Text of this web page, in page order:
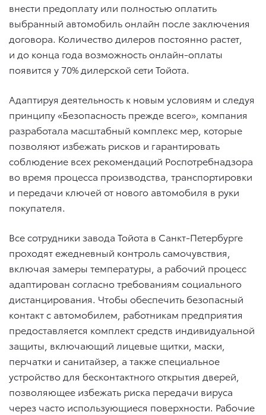
внести предоплату или полностью оплатить
выбранный автомобиль онлайн после заключения
договора. Количество дилеров постоянно растет,
и до конца года возможность онлайн-оплаты
появится у 70% дилерской сети Тойота.
Адаптируя деятельность к новым условиям и следуя
принципу «Безопасность прежде всего», компания
разработала масштабный комплекс мер, которые
позволяют избежать рисков и гарантировать
соблюдение всех рекомендаций Роспотребнадзора
во время процесса производства, транспортировки
и передачи ключей от нового автомобиля в руки
покупателя.
Все сотрудники завода Тойота в Санкт-Петербурге
проходят ежедневный контроль самочувствия,
включая замеры температуры, а рабочий процесс
адаптирован согласно требованиям социального
дистанцирования. Чтобы обеспечить безопасный
контакт с автомобилем, работникам предприятия
предоставляется комплект средств индивидуальной
защиты, включающий лицевые щитки, маски,
перчатки и санитайзер, а также специальное
устройство для бесконтактного открытия дверей,
позволяющее избежать риска передачи вируса
через часто использующиеся поверхности. Рабочие